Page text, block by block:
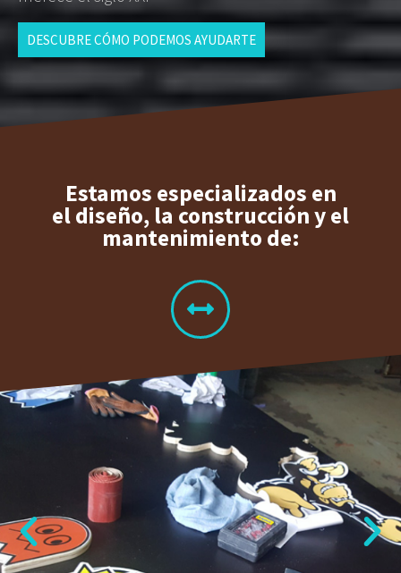
DESCUBRE CÓMO PODEMOS AYUDARTE
Estamos especializados en
el diseño, la construcción y el
mantenimiento de: